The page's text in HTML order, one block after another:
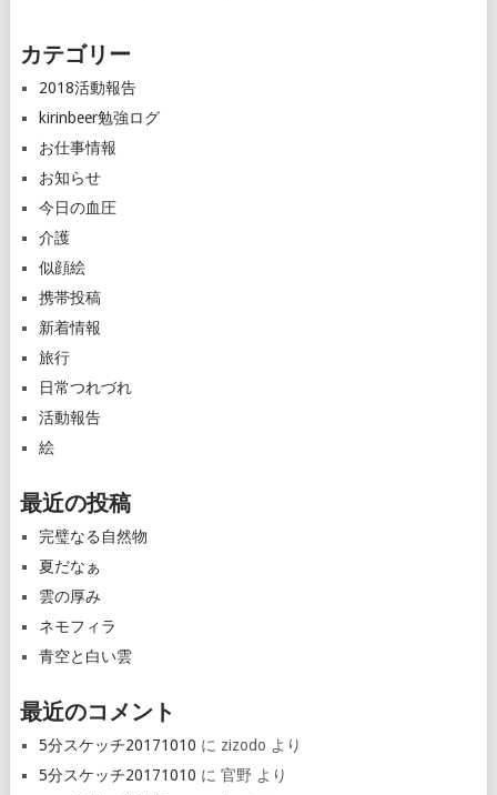
カテゴリー
2018活動報告
kirinbeer勉強ログ
お仕事情報
お知らせ
今日の血圧
介護
似顔絵
携帯投稿
新着情報
旅行
日常つれづれ
活動報告
絵
最近の投稿
完璧なる自然物
夏だなぁ
雲の厚み
ネモフィラ
青空と白い雲
最近のコメント
5分スケッチ20171010 に zizodo より
5分スケッチ20171010 に 官野 より